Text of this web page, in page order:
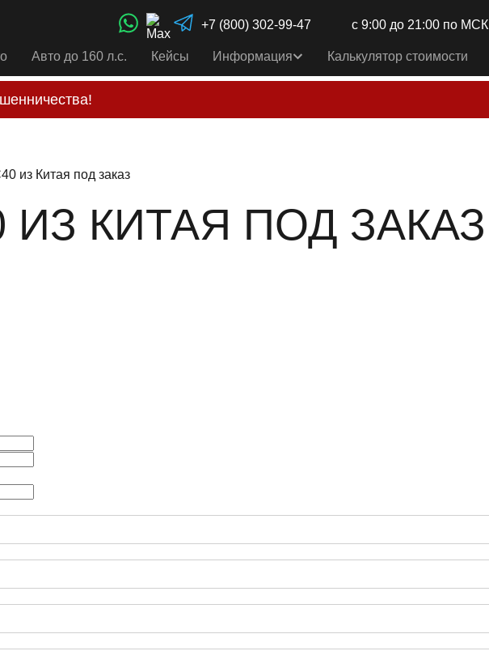
+7 (800) 302-99-47 с 9:00 до 21:00 по МСК
Авто до 160 л.с. Кейсы Информация Калькулятор стоимости
из Китая под заказ
ИЗ КИТАЯ ПОД ЗАКАЗ